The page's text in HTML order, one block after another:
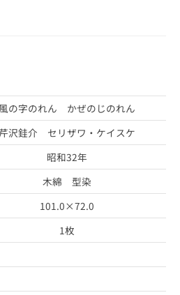
風の字のれん かぜのじのれん
芹沢銈介 セリザワ・ケイスケ
昭和32年
木綿 型染
101.0×72.0
1枚